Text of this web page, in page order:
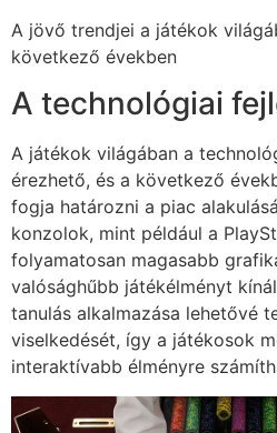
A jövő trendjei a játékok
következő években
A technológiai
A játékok világában a
érezhető, és a következő
fogja határozni a piac
konzolok, mint például a
folyamatosan magasabb
valósághűbb játékélményt
tanulás alkalmazása lehetővé
viselkedését, így a játékosok
interaktívabb élményre